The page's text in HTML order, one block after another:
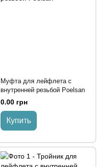
Муфта для лейфлета с
внутренней резьбой Poelsan
0.00 грн
Купить